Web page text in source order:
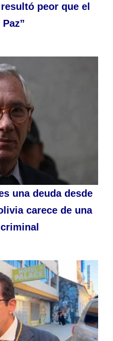
peor que el
una deuda desde
carece de una